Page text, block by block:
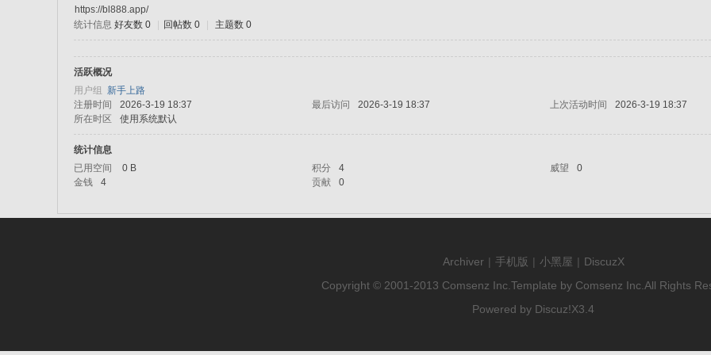
https://bl888.app/
统计信息 好友数 0 回帖数 0 主题数 0
活跃概况
用户组 新手上路
注册时间
2026-3-19 18:37 最后访问 2026-3-19 18:37 上次活动时间
2026-3-19 18:37
所在时区
使用系统默认
统计信息
已用空间
0 B 积分 4 威望
0
金钱
4 贡献 0
Archiver | 手机版 | 小黑屋 | DiscuzX
Copyright © 2001-2013 Comsenz Inc. Template by Comsenz Inc. All Rights
Powered by Discuz!X3.4